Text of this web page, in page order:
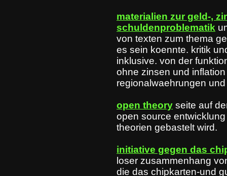
materialien zur geld-,
schuldenproblematik
von texten zum thema
es sein koennte. kritik
inklusive. von der
ohne zinsen und
regionalwaehrungen
open theory seite auf
open source
theorien gebastelt wird.
initiative gegen das
loser zusammenhang
die das chipkarten-und